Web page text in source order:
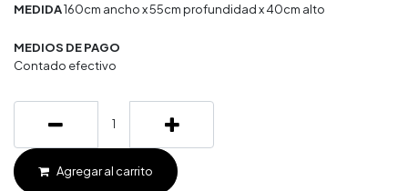
MEDIDA160cm ancho x 55cm profundidad x 40cm alto
MEDIOS DE PAGO
Contado efectivo
Agregar al carrito